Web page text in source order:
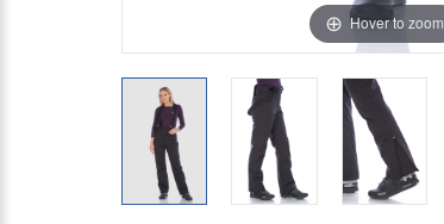
Hover to zoom